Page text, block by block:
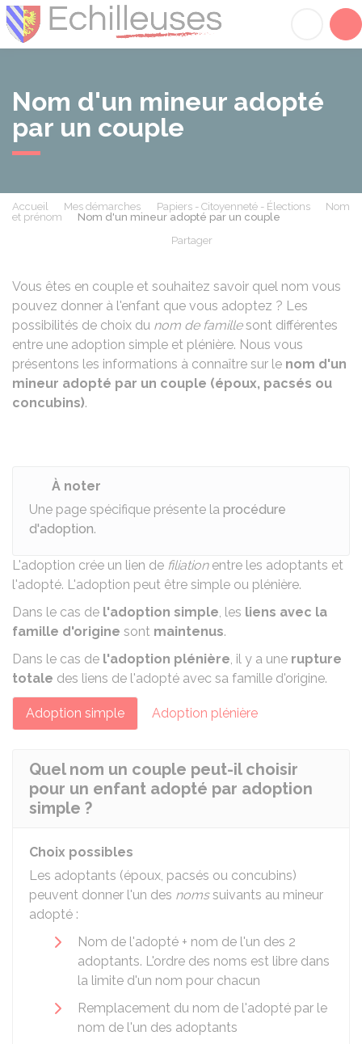
Nom d'un mineur adopté
par un couple
Accueil Mes démarches Papiers - Citoyenneté - Élections
Nom
et prénom
Nom d'un mineur adopté par un couple
Partager
Vous êtes en couple et souhaitez savoir quel nom vous
pouvez donner à l'enfant que vous adoptez ? Les
possibilités de choix du nom de famillesont différentes
entre une adoption simple et plénière. Nous vous
présentons les informations à connaître sur le nom d'un
mineur adopté par un couple (époux, pacsés ou
concubins).
À noter
Une page spécifique présente la procédure
d'adoption.
L'adoption crée un lien de filiationentre les adoptants et
l'adopté. L'adoption peut être simple ou plénière.
Dans le cas de l'adoption simple, les liens avec la
famille d'origine sont maintenus.
Dans le cas de l'adoption plénière, il y a une rupture
totale des liens de l'adopté avec sa famille d'origine.
Adoption simple Adoption plénière
Quel nom un couple peut-il choisir
pour un enfant adopté par adoption
simple ?
Choix possibles
Les adoptants (époux, pacsés ou concubins)
peuvent donner l'un des nomssuivants au mineur
adopté :
Nom de l'adopté + nom de l'un des 2
adoptants. L'ordre des noms est libre dans
la limite d'un nom pour chacun
Remplacement du nom de l'adopté par le
nom de l'un des adoptants